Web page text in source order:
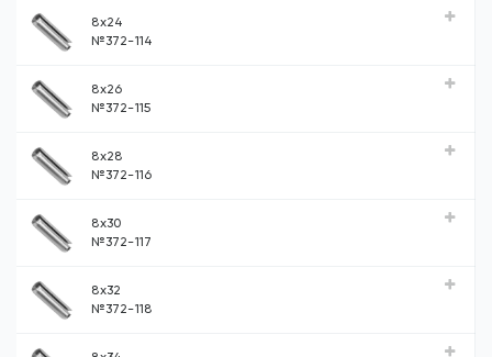
8x24
№372-114
8x26
№372-115
8x28
№372-116
8x30
№372-117
8x32
№372-118